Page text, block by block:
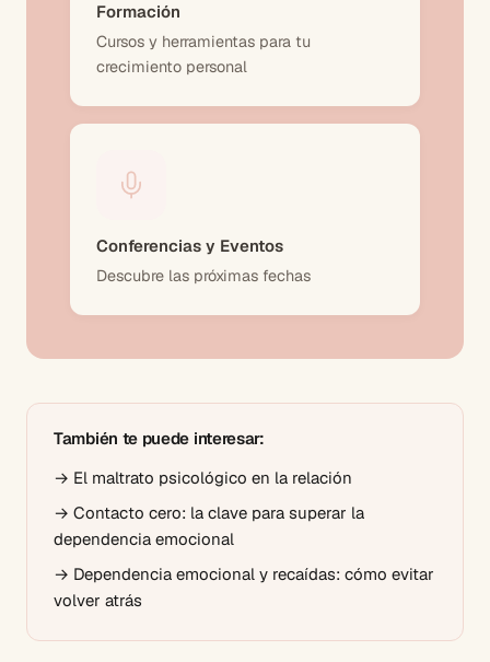
Formación
Cursos y herramientas para tu
crecimiento personal
Conferencias y Eventos
Descubre las próximas fechas
También te puede interesar:
→ El maltrato psicológico en la relación
→ Contacto cero: la clave para superar la
dependencia emocional
→ Dependencia emocional y recaídas: cómo evitar
volver atrás